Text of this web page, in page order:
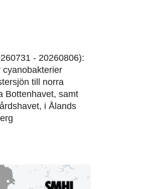
- 20260806):
cyanobakterier
till norra
Bottenhavet, samt
i Ålands